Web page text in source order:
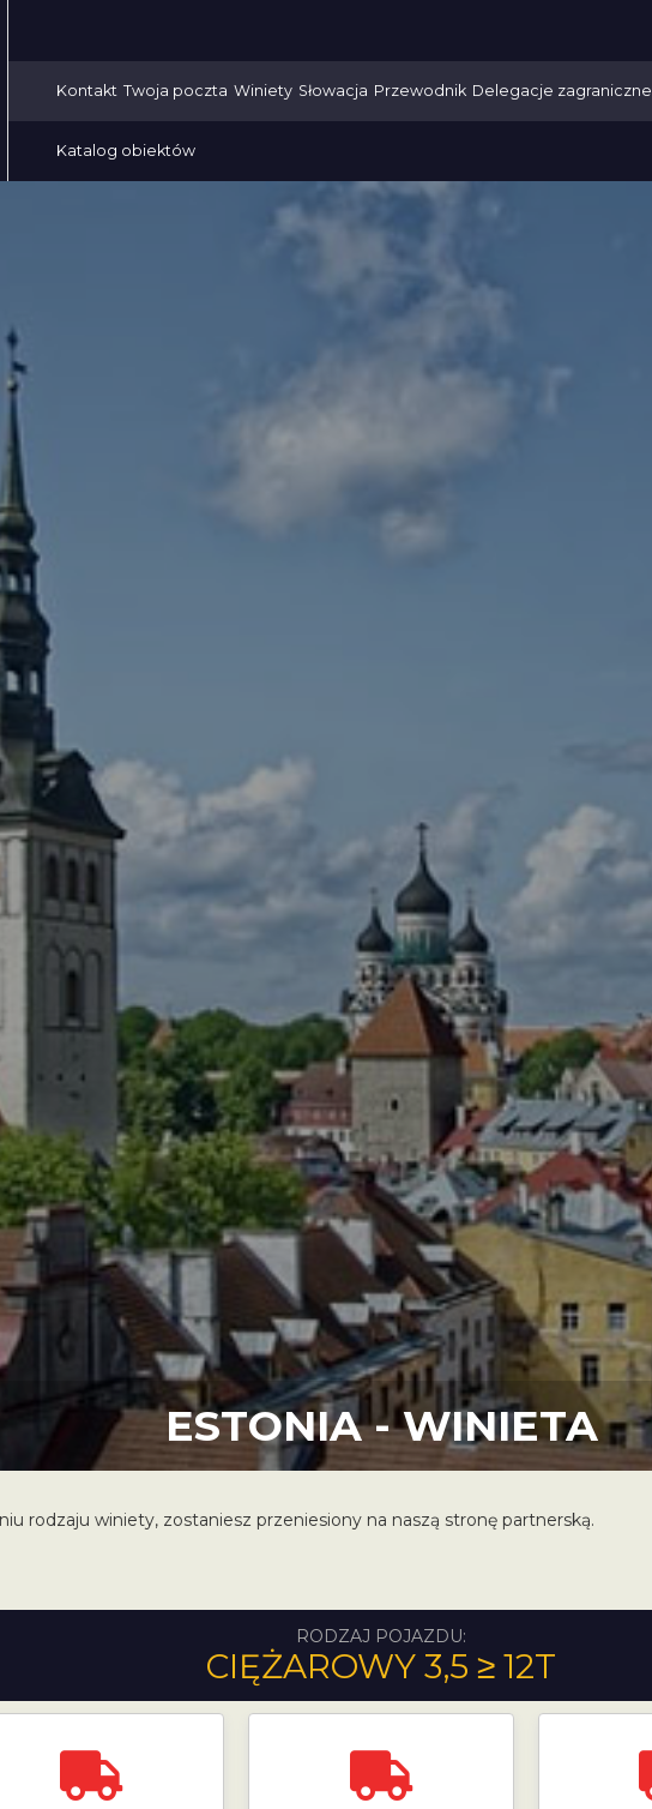
Kontakt Twoja poczta Winiety Słowacja Przewodnik Delegacje zagraniczne
Katalog obiektów
ESTONIA - WINIETA
rodzaju winiety, zostaniesz przeniesiony na naszą stronę partnerską.
RODZAJ POJAZDU:
CIĘŻAROWY 3,5 ≥ 12T